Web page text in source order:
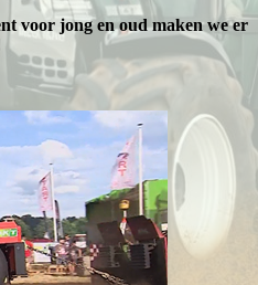
voor jong en oud maken we er